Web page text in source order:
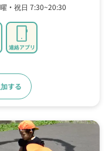
・祝日 7:30~20:30
連絡アプリ
する